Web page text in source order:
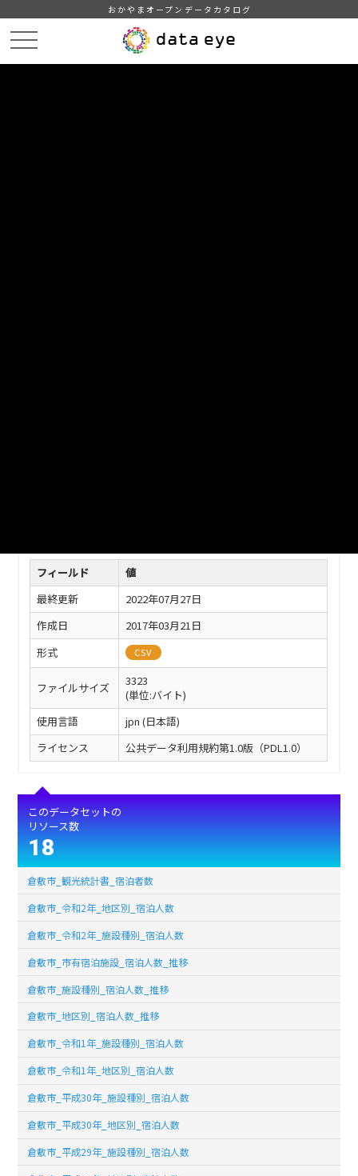
おかやまオープンデータカタログ
フィールド
値
最終更新
2022年07月27日
作成日
2017年03月21日
形式
CSV
ファイルサイズ
3323
(単位:バイト)
使用言語
jpn (日本語)
ライセンス
公共データ利用規約第1.0版（PDL1.0）
このデータセットの
リソース数
18
倉敷市_観光統計書_宿泊者数
倉敷市_令和2年_地区別_宿泊人数
倉敷市_令和2年_施設種別_宿泊人数
倉敷市_市有宿泊施設_宿泊人数_推移
倉敷市_施設種別_宿泊人数_推移
倉敷市_地区別_宿泊人数_推移
倉敷市_令和1年_施設種別_宿泊人数
倉敷市_令和1年_地区別_宿泊人数
倉敷市_平成30年_施設種別_宿泊人数
倉敷市_平成30年_地区別_宿泊人数
倉敷市_平成29年_施設種別_宿泊人数